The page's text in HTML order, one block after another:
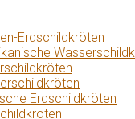
Erdschildkröten
Erdschildkröten